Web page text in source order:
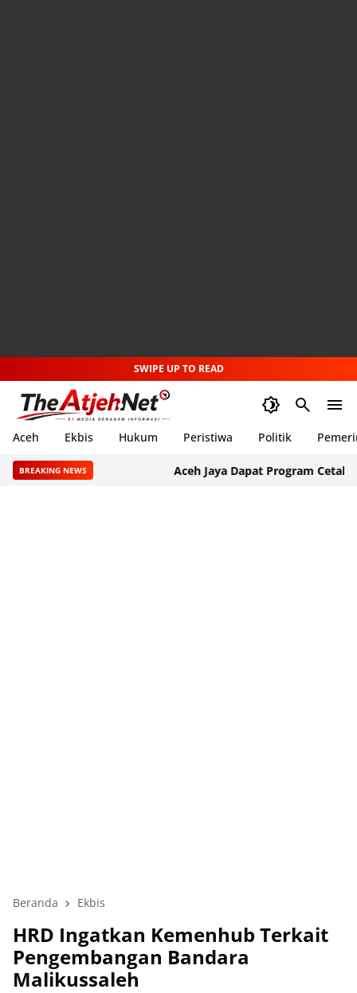
SWIPE UP TO READ
Aceh Ekbis Hukum Peristiwa Politik
BREAKING NEWS Aceh Jaya Dapat Program Cetak 1.000
Beranda Ekbis
HRD Ingatkan Kemenhub Terkait
Pengembangan Bandara
Malikussaleh